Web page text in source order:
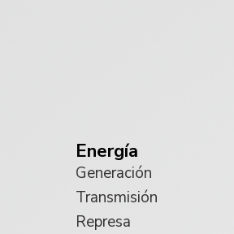
Energía
Generación
Transmisión
Represa